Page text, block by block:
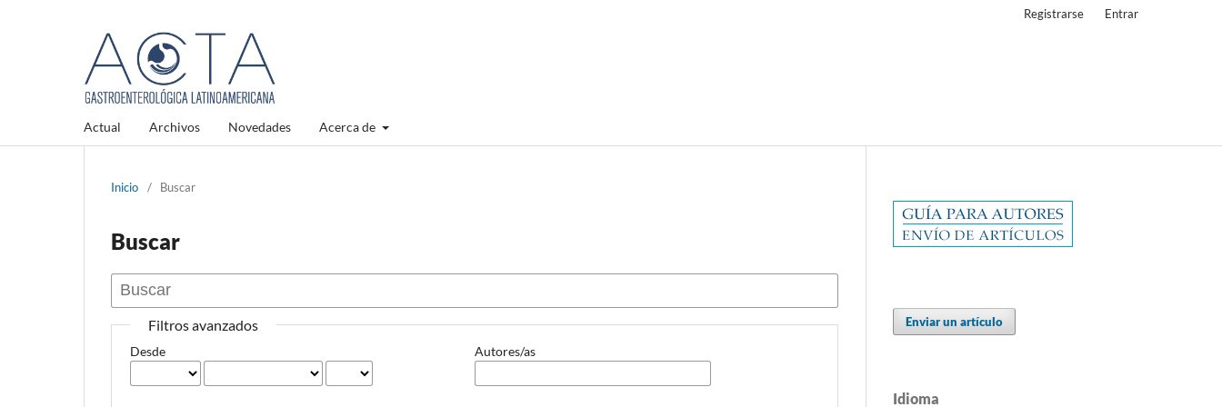
Actual Archivos Novedades Acerca de
Registrarse Entrar
Inicio / Buscar
Buscar
Filtros avanzados
Desde Autores/as
Enviar un artículo
Idioma